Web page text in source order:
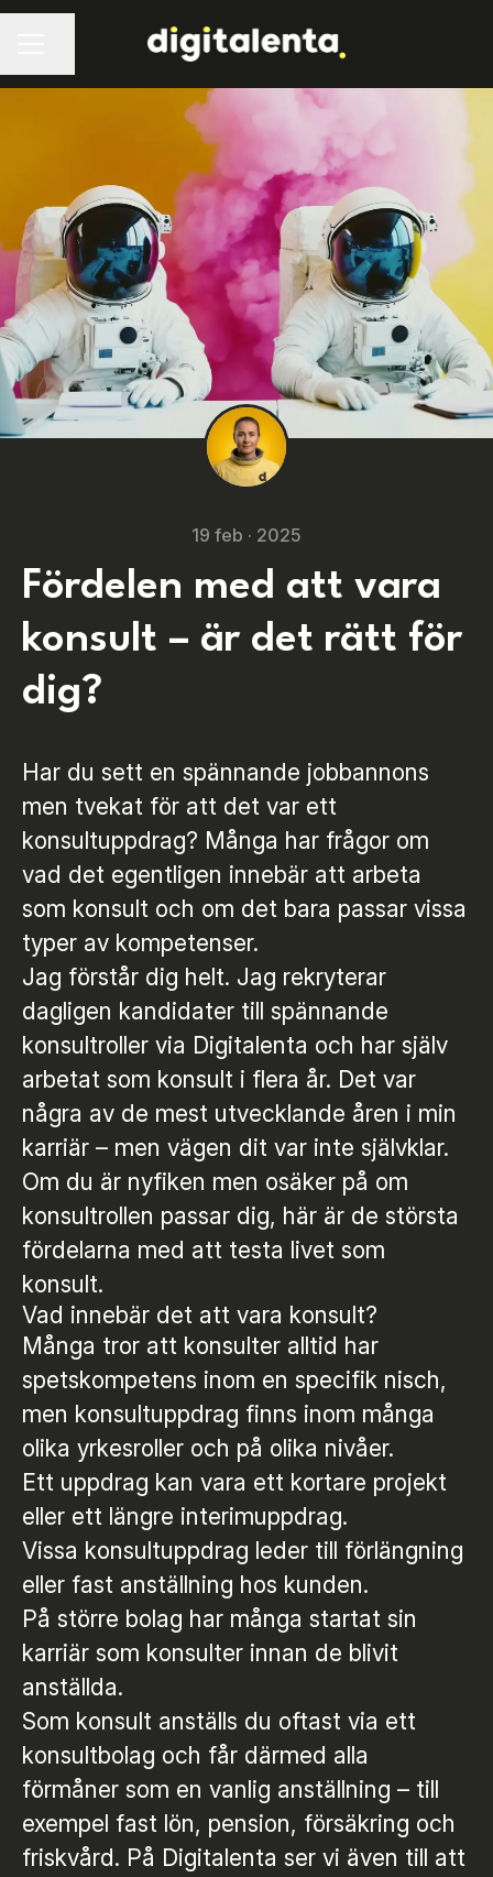
19 feb · 2025
Fördelen med att vara
konsult – är det rätt för
dig?
Har du sett en spännande jobbannons
men tvekat för att det var ett
konsultuppdrag? Många har frågor om
vad det egentligen innebär att arbeta
som konsult och om det bara passar vissa
typer av kompetenser.
Jag förstår dig helt. Jag rekryterar
dagligen kandidater till spännande
konsultroller via Digitalenta och har själv
arbetat som konsult i flera år. Det var
några av de mest utvecklande åren i min
karriär – men vägen dit var inte självklar.
Om du är nyfiken men osäker på om
konsultrollen passar dig, här är de största
fördelarna med att testa livet som
konsult.
Vad innebär det att vara konsult?
Många tror att konsulter alltid har
spetskompetens inom en specifik nisch,
men konsultuppdrag finns inom många
olika yrkesroller och på olika nivåer.
Ett uppdrag kan vara ett kortare projekt
eller ett längre interimuppdrag.
Vissa konsultuppdrag leder till förlängning
eller fast anställning hos kunden.
På större bolag har många startat sin
karriär som konsulter innan de blivit
anställda.
Som konsult anställs du oftast via ett
konsultbolag och får därmed alla
förmåner som en vanlig anställning – till
exempel fast lön, pension, försäkring och
friskvård. På Digitalenta ser vi även till att